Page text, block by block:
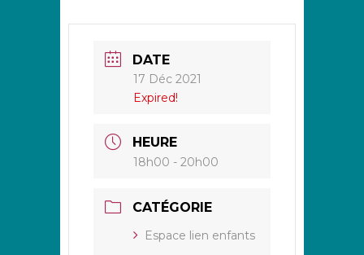
DATE
17 Déc 2021
Expired!
HEURE
18h00 - 20h00
CATÉGORIE
Espace lien enfants